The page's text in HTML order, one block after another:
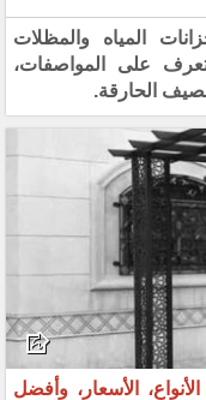
المياه والمظلات
على المواصفات،
الحارقة.
الأسعار، وأفضل